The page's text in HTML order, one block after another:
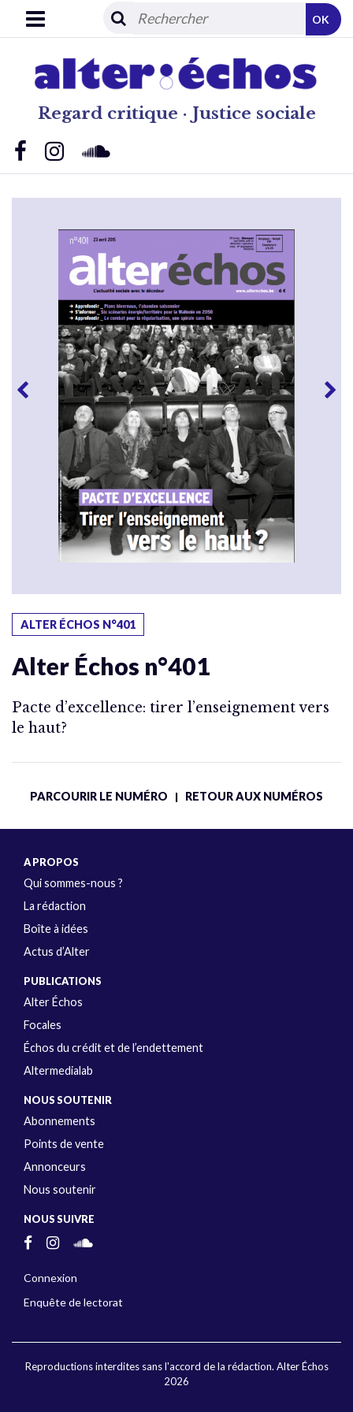
Regard critique · Justice sociale
OK
ALTER ÉCHOS N°401
Alter Échos n°401
Pacte d’excellence: tirer l’enseignement vers
le haut?
PARCOURIR LE NUMÉRO | RETOUR AUX NUMÉROS
A PROPOS
Qui sommes-nous ?
La rédaction
Boîte à idées
Actus d’Alter
PUBLICATIONS
Alter Échos
Focales
Échos du crédit et de l’endettement
Altermedialab
NOUS SOUTENIR
Abonnements
Points de vente
Annonceurs
Nous soutenir
NOUS SUIVRE
Connexion
Enquête de lectorat
Reproductions interdites sans l'accord de la rédaction. Alter Échos
2026